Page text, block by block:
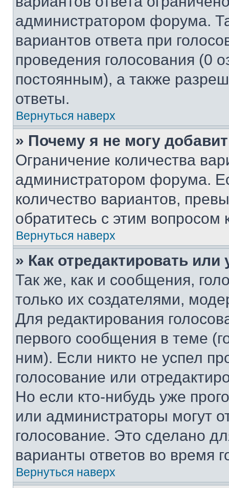
администратором форума.
вариантов ответа при
проведения голосования (0
постоянным), а также
ответы.
Вернуться наверх
» Почему я не могу
Ограничение количества
администратором форума.
количество вариантов,
обратитесь с этим вопросом
Вернуться наверх
» Как отредактировать
Так же, как и сообщения,
только их создателями,
Для редактирования
первого сообщения в теме
ним). Если никто не успел
голосование или
Но если кто-нибудь уже
или администраторы могут
голосование. Это сделано
варианты ответов во время
Вернуться наверх